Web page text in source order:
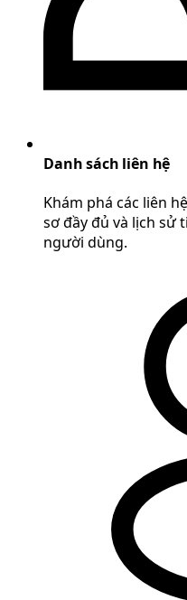
Danh sách liên hệ
Khám phá các liên
sơ đầy đủ và lịch sử
người dùng.